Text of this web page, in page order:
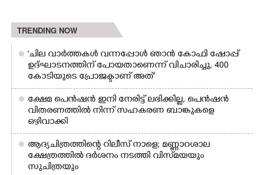
TRENDING NOW
'ചില വാർത്തകൾ വന്നപ്പോൾ ഞാൻ കോഫി ഷോപ്പ്
ഉദ്ഘാടനത്തിന് പോയതാണെന്ന് വിചാരിച്ചു, 400
കോടിയുടെ പ്രോജക്ടാണ് അത്'
ക്ഷേമ പെൻഷൻ ഇനി നേരിട്ട് ലഭിക്കില്ല,​ പെൻഷൻ
വിതരണത്തിൽ നിന്ന് സഹകരണ ബാങ്കുകളെ
ഒഴിവാക്കി
ആദ്യചിത്രത്തിന്റെ റിലീസ് നാളെ; മണ്ണാറശാല
ക്ഷേത്രത്തിൽ ദർശനം നടത്തി വിസ്‌മയയും
സുചിത്രയും